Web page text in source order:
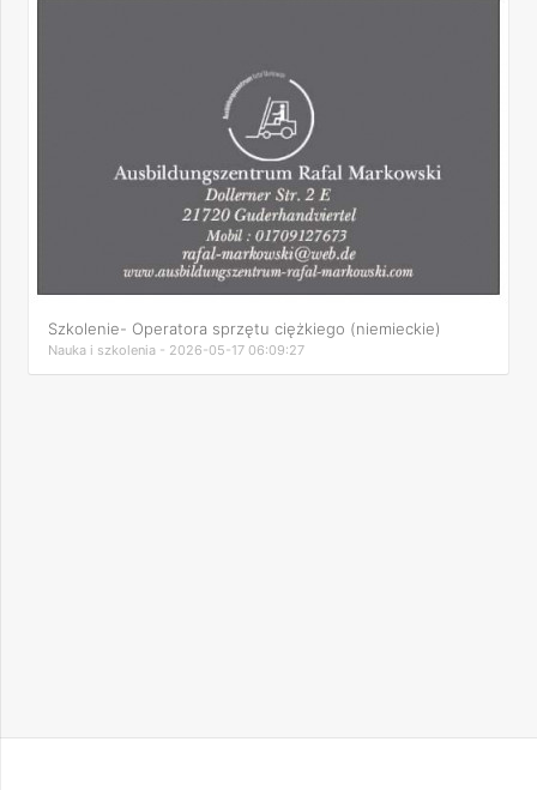
Szkolenie- Operatora sprzętu ciężkiego (niemieckie)
Nauka i szkolenia - 2026-05-17 06:09:27